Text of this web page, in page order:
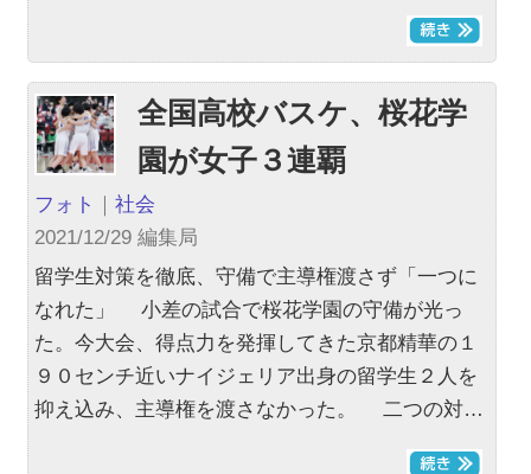
全国高校バスケ、桜花学
園が女子３連覇
フォト ｜社会
2021/12/29 編集局
留学生対策を徹底、守備で主導権渡さず「一つに
なれた」 小差の試合で桜花学園の守備が光っ
た。今大会、得点力を発揮してきた京都精華の１
９０センチ近いナイジェリア出身の留学生２人を
抑え込み、主導権を渡さなかった。 二つの対…